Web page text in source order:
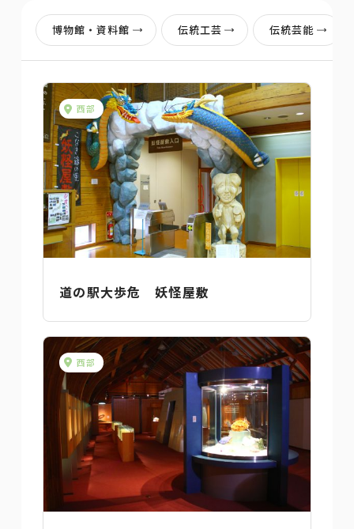
博物館・資料館 伝統工芸 伝統芸能
西部
道の駅大歩危 妖怪屋敷
西部